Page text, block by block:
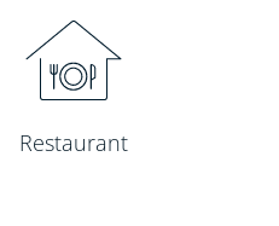
Restaurant